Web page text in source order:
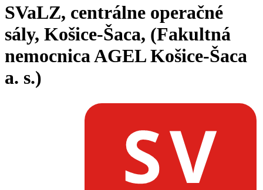
SVaLZ, centrálne operačné
sály, Košice-Šaca, (Fakultná
nemocnica AGEL Košice-Šaca
a. s.)